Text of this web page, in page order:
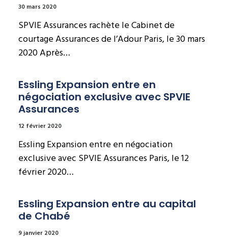
30 mars 2020
SPVIE Assurances rachète le Cabinet de
courtage Assurances de l’Adour Paris, le 30 mars
2020 Après…
Essling Expansion entre en
négociation exclusive avec SPVIE
Assurances
12 février 2020
Essling Expansion entre en négociation
exclusive avec SPVIE Assurances Paris, le 12
février 2020…
Essling Expansion entre au capital
de Chabé
9 janvier 2020